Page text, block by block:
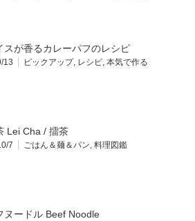
スが香るカレーパフのレシピ
13 ピックアップ, レシピ, 本気で作る
Lei Cha / 擂茶
7 ごはん＆麺＆パン, 料理図鑑
ヌードル Beef Noodle